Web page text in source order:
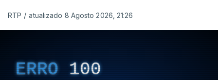
RTP / atualizado 8 Agosto 2026, 21:26
ERRO 100